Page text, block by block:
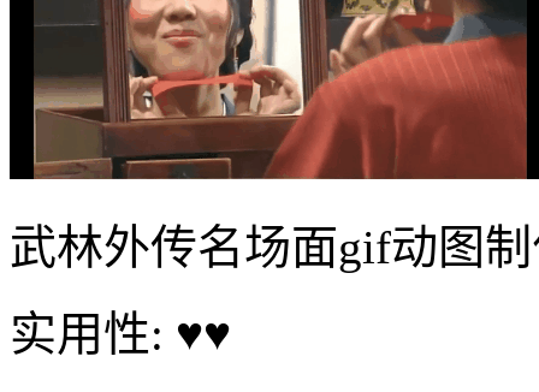
武林外传名场面gif动图
实用性: ♥♥